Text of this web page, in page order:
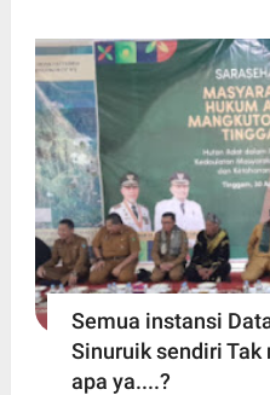
Semua instansi
Sinuruik sendiri Tak
apa ya....?